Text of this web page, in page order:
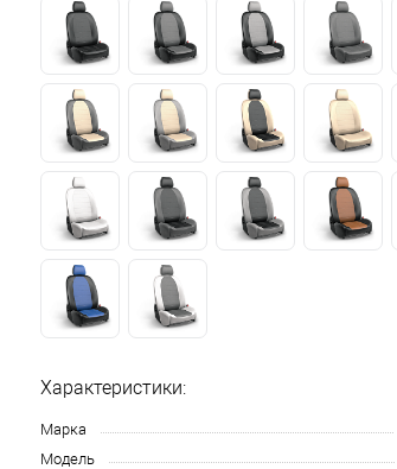
Характеристики:
Марка
Модель